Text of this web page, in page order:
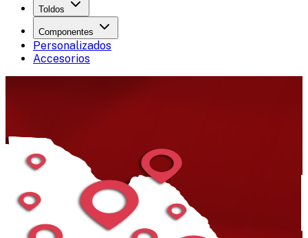
Toldos
Componentes
Personalizados
Accesorios